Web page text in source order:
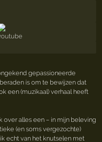
gepassioneerde
is om te bewijzen dat
een (muzikaal) verhaal heeft
over alles een – in mijn beleving
(en soms vergezochte)
echt van het knutselen met